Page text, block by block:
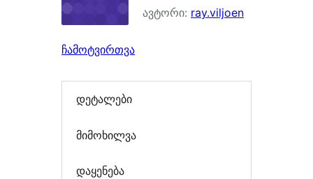
ავტორი: ray.viljoen
ჩამოტვირთვა
დეტალები
მიმოხილვა
დაყენება